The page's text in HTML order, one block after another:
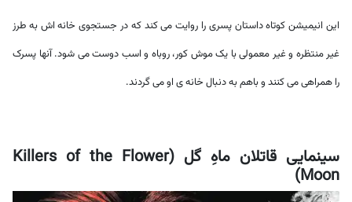
این انیمیشن کوتاه داستان پسری را روایت می کند که در جستجوی خانه اش به طرز
غیر منتظره و غیر معمولی با یک موش کور، روباه و اسب دوست می شود. آنها پسرک
را همراهی می کنند و باهم به دنبال خانه ی او می گردند.
سینمایی قاتلان ماهِ گل (Killers of the Flower
Moon)